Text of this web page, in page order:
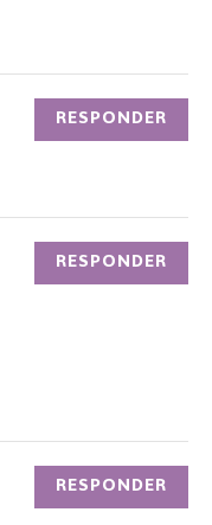
RESPONDER
RESPONDER
RESPONDER